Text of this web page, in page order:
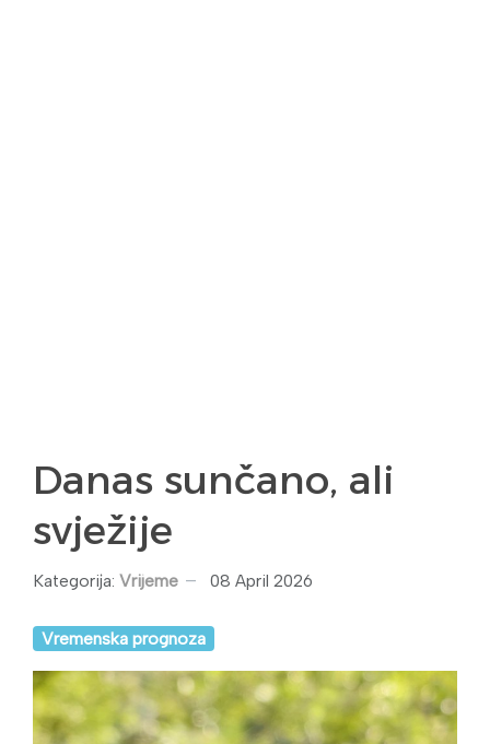
Danas sunčano, ali
svježije
Kategorija: Vrijeme 08 April 2026
Vremenska prognoza